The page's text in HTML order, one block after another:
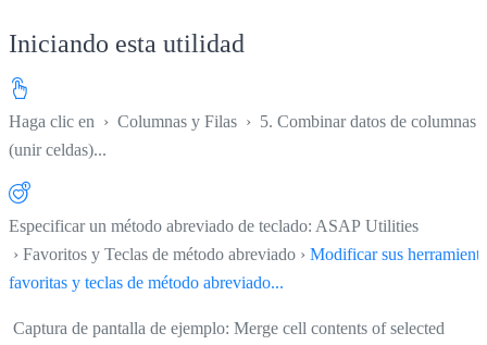
Iniciando esta utilidad
Haga clic en › Columnas y Filas › 5. Combinar datos de columnas
(unir celdas)...
Especificar un método abreviado de teclado: ASAP Utilities
› Favoritos y Teclas de método abreviado › Modificar sus
favoritas y teclas de método abreviado...
Captura de pantalla de ejemplo: Merge cell contents of selected